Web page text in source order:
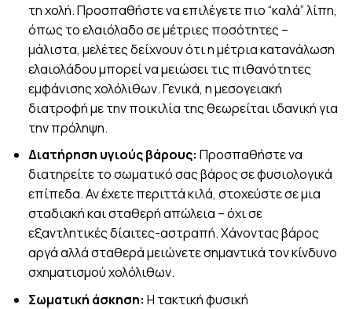
τη χολή. Προσπαθήστε να επιλέγετε πιο “καλά” λίπη,
όπως το ελαιόλαδο σε μέτριες ποσότητες –
μάλιστα, μελέτες δείχνουν ότι η μέτρια κατανάλωση
ελαιολάδου μπορεί να μειώσει τις πιθανότητες
εμφάνισης χολόλιθων. Γενικά, η μεσογειακή
διατροφή με την ποικιλία της θεωρείται ιδανική για
την πρόληψη.
Διατήρηση υγιούς βάρους: Προσπαθήστε να
διατηρείτε το σωματικό σας βάρος σε φυσιολογικά
επίπεδα. Αν έχετε περιττά κιλά, στοχεύστε σε μια
σταδιακή και σταθερή απώλεια – όχι σε
εξαντλητικές δίαιτες-αστραπή. Χάνοντας βάρος
αργά αλλά σταθερά μειώνετε σημαντικά τον κίνδυνο
σχηματισμού χολόλιθων.
Σωματική άσκηση: Η τακτική φυσική